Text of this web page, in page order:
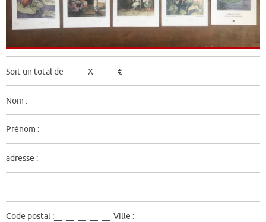
Soit un total de _____ X _____ €
Nom :
Prénom :
adresse :
Code postal :__ __ __ __ __ Ville :